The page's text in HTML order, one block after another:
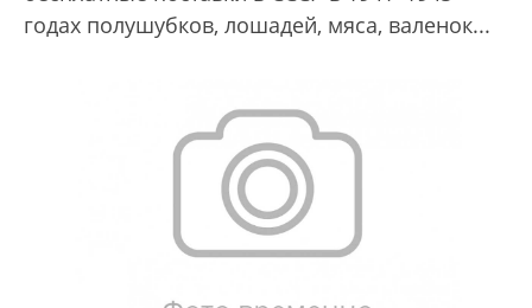
годах полушубков, лошадей, мяса, валенок...